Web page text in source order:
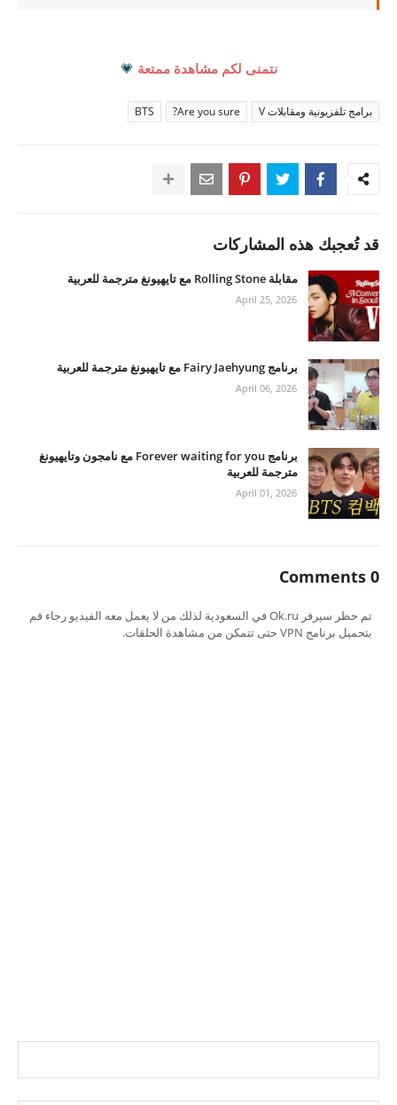
نتمنى لكم مشاهدة ممتعة 💗
برامج تلفزيونية ومقابلات V Are you sure?
BTS
قد تُعجبك هذه المشاركات
مقابلة Rolling Stone مع تايهيونغ مترجمة للعربية
April 25, 2026
برنامج Fairy Jaehyung مع تايهيونغ مترجمة للعربية
April 06, 2026
برنامج Forever waiting for you مع نامجون وتايهيونغ
مترجمة للعربية
April 01, 2026
0 Comments
تم حظر سيرفر Ok.ru في السعودية لذلك من لا يعمل معه الفيديو رجاء قم
بتحميل برنامج VPN حتى تتمكن من مشاهدة الحلقات.